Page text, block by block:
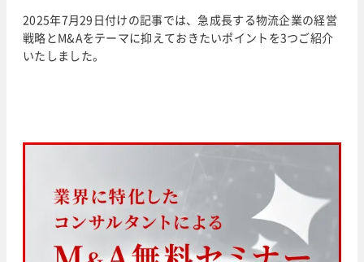
2025年7月29日付けの記事では、急成長する物流企業の経営
戦略とM&Aをテーマに抑えておきたいポイントを3つご紹介
いたしました。